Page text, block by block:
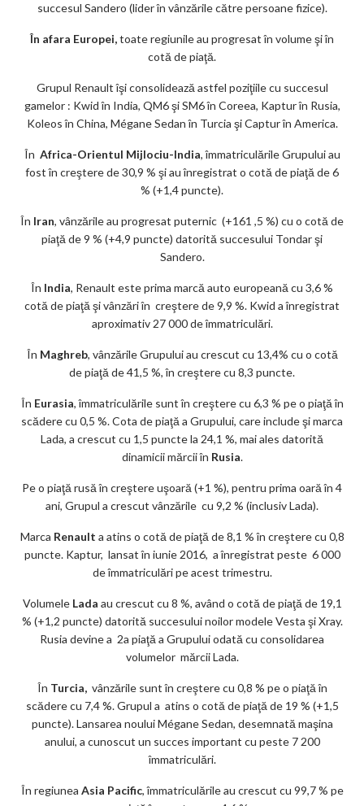
succesul Sandero (lider în vânzările către persoane fizice).
În afara Europei,toate regiunile au progresat în volume şi în
cotă de piaţă.
Grupul Renault îşi consolidează astfel poziţiile cu succesul
gamelor : Kwid în India, QM6 şi SM6 în Coreea, Kaptur în Rusia,
Koleos în China, Mégane Sedan în Turcia şi Captur în America.
În Africa-Orientul Mijlociu-India, îmmatriculările Grupului au
fost în creştere de 30,9 % şi au înregistrat o cotă de piaţă de 6
% (+1,4 puncte).
În Iran, vânzările au progresat puternic (+161 ,5 %) cu o cotă de
piaţă de 9 % (+4,9 puncte) datorită succesului Tondar şi
Sandero.
În India, Renault este prima marcă auto europeană cu 3,6 %
cotă de piaţă şi vânzări în creştere de 9,9 %. Kwid a înregistrat
aproximativ 27 000 de îmmatriculări.
În Maghreb, vânzările Grupului au crescut cu 13,4% cu o cotă
de piaţă de 41,5 %, în creştere cu 8,3 puncte.
În Eurasia, îmmatriculările sunt în creştere cu 6,3 % pe o piaţă în
scădere cu 0,5 %. Cota de piaţă a Grupului, care include şi marca
Lada, a crescut cu 1,5 puncte la 24,1 %, mai ales datorită
dinamicii mărcii în Rusia.
Pe o piaţă rusă în creştere uşoară (+1 %), pentru prima oară în 4
ani, Grupul a crescut vânzările cu 9,2 % (inclusiv Lada).
Marca Renault a atins o cotă de piaţă de 8,1 % în creştere cu 0,8
puncte. Kaptur, lansat în iunie 2016, a înregistrat peste 6 000
de îmmatriculări pe acest trimestru.
Volumele Lada au crescut cu 8 %, având o cotă de piaţă de 19,1
% (+1,2 puncte) datorită succesului noilor modele Vesta şi Xray.
Rusia devine a 2a piaţă a Grupului odată cu consolidarea
volumelor mărcii Lada.
În Turcia, vânzările sunt în creştere cu 0,8 % pe o piaţă în
scădere cu 7,4 %. Grupul a atins o cotă de piaţă de 19 % (+1,5
puncte). Lansarea noului Mégane Sedan, desemnată maşina
anului, a cunoscut un succes important cu peste 7 200
îmmatriculări.
În regiunea Asia Pacific, îmmatriculările au crescut cu 99,7 % pe